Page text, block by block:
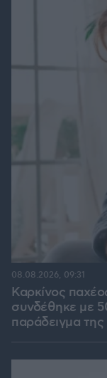
Καρκίνος
συνδέθηκε με
παράδειγμα της
08.08.2026, 09:31